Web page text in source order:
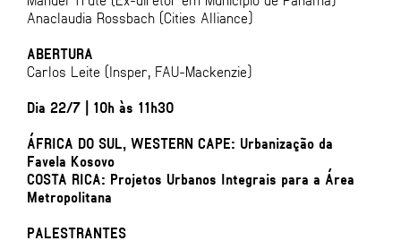
Anaclaudia Rossbach (Cities Alliance)
ABERTURA
Carlos Leite (Insper, FAU-Mackenzie)
Dia 22/7 | 10h às 11h30
ÁFRICA DO SUL, WESTERN CAPE: Urbanização da
Favela Kosovo
COSTA RICA: Projetos Urbanos Integrais para a Área
Metropolitana
PALESTRANTES